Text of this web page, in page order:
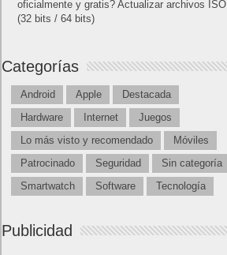
oficialmente y gratis? Actualizar archivos ISO
(32 bits / 64 bits)
Categorías
Android Apple
Destacada
Hardware
Internet
Juegos
Lo más visto y recomendado
Móviles
Patrocinado
Seguridad
Sin categoría
Smartwatch
Software Tecnología
Publicidad